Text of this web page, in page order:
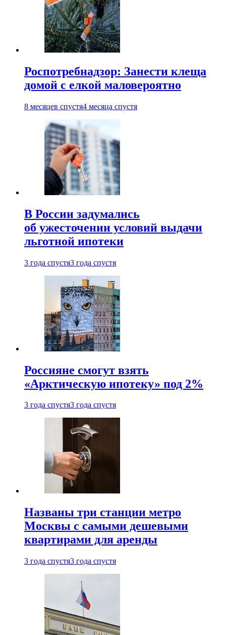
Роспотребнадзор: Занести клеща
домой с елкой маловероятно
8 месяцев спустя4 месяца спустя
В России задумались
об ужесточении условий выдачи
льготной ипотеки
3 года спустя3 года спустя
Россияне смогут взять
«Арктическую ипотеку» под 2%
3 года спустя3 года спустя
Названы три станции метро
Москвы с самыми дешевыми
квартирами для аренды
3 года спустя3 года спустя